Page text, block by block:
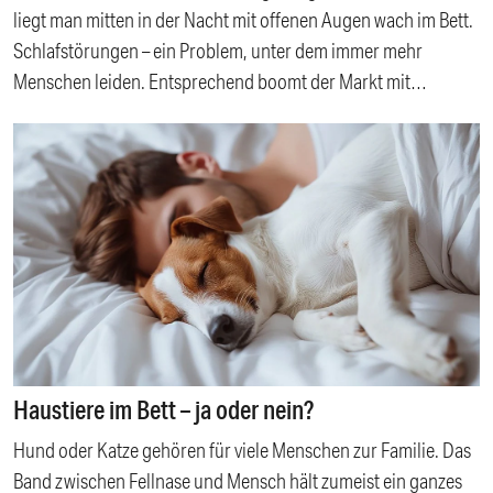
liegt man mitten in der Nacht mit offenen Augen wach im Bett.
Schlafstörungen – ein Problem, unter dem immer mehr
Menschen leiden. Entsprechend boomt der Markt mit
warnen Experten, dass nicht alle Mittel wirklich helfen und bei
dauerhafter Einnahme sogar gesundheitliche Risiken bergen.
Was wirklich beim Schlafen hilft und bei Melatonin als
Einschlafhilfe vorsichtig sein sollte, lesen Sie hier. Inhalt:
Melatonin – natürliches Schlafhormon, aber nicht risikofrei
Studie zeigt Zusammenhang: Herzschwäche und erhöhte
Sterberate Besser schlafen ohne Pillen: Ursachen statt
Symptome behandeln Mit der passenden Matratzen natürlich
besser schlafen Die wichtigsten Kriterien beim Matratzenkauf
Top-Empfehlung Taschenfedermatratzen Top-Empfehlung
Schaumstoffmatratzen Preis-Leistungs-Empfehlung
Taschenfedermatratzen Preis-Leistungs- Empfehlung
Haustiere im Bett – ja oder nein?
Hund oder Katze gehören für viele Menschen zur Familie. Das
Band zwischen Fellnase und Mensch hält zumeist ein ganzes